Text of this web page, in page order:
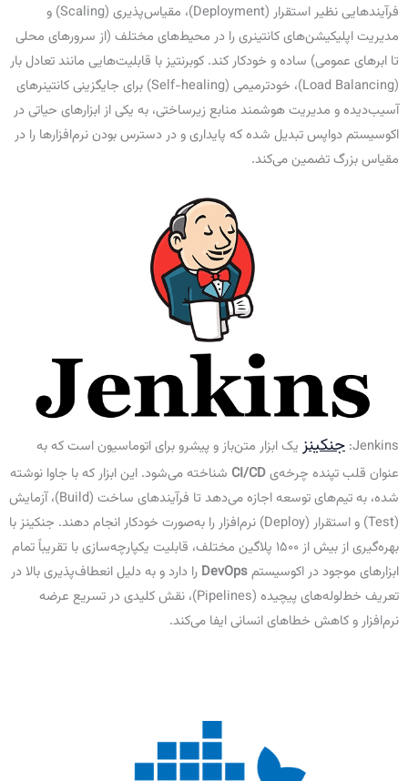
فرآیندهایی نظیر استقرار (Deployment)، مقیاس‌پذیری (Scaling) و
مدیریت اپلیکیشن‌های کانتینری را در محیط‌های مختلف (از سرورهای محلی
تا ابرهای عمومی) ساده و خودکار کند. کوبرنتیز با قابلیت‌هایی مانند تعادل بار
(Load Balancing)، خودترمیمی (Self-healing) برای جایگزینی کانتینرهای
آسیب‌دیده و مدیریت هوشمند منابع زیرساختی، به یکی از ابزارهای حیاتی در
اکوسیستم دواپس تبدیل شده که پایداری و در دسترس بودن نرم‌افزارها را در
مقیاس بزرگ تضمین می‌کند.
Jenkins: جنکینز یک ابزار متن‌باز و پیشرو برای اتوماسیون است که به
عنوان قلب تپنده چرخه‌یCI/CD شناخته می‌شود. این ابزار که با جاوا نوشته
شده، به تیم‌های توسعه اجازه می‌دهد تا فرآیندهای ساخت (Build)، آزمایش
(Test) و استقرار (Deploy) نرم‌افزار را به‌صورت خودکار انجام دهند. جنکینز با
بهره‌گیری از بیش از ۱۵۰۰ پلاگین مختلف، قابلیت یکپارچه‌سازی با تقریباً تمام
ابزارهای موجود در اکوسیستمDevOps را دارد و به دلیل انعطاف‌پذیری بالا در
تعریف خط‌لوله‌های پیچیده (Pipelines)، نقش کلیدی در تسریع عرضه
نرم‌افزار و کاهش خطاهای انسانی ایفا می‌کند.